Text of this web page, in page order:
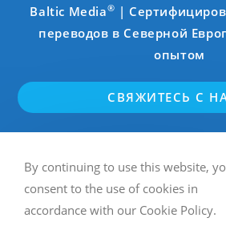
Baltic Media® |
переводов в Северной
опытом
СВЯЖИТЕСЬ С
Норвежский (Bokmål)
Литовский
Русский
Французский
Итальянский
By continuing to use this website,
consent to the use of cookies in
accordance with our Cookie Policy.